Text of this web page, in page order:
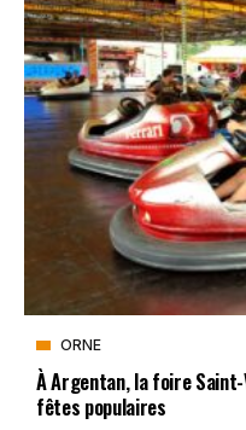
ORNE
À Argentan, la foire
fêtes populaires